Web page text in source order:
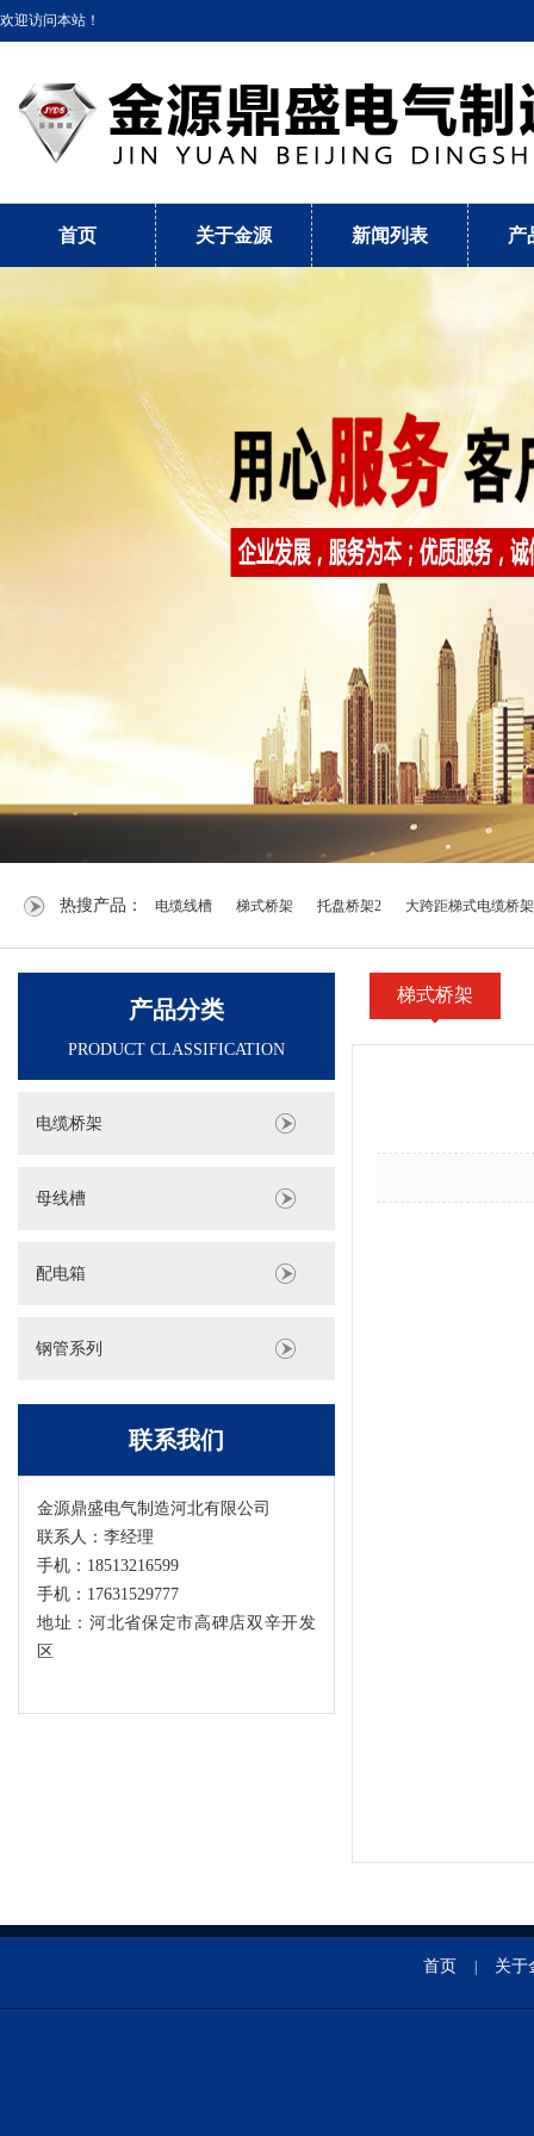
欢迎访问本站！
首页 关于金源 新闻列表 产
热搜产品： 电缆线槽 梯式桥架 托盘桥架2 大跨距梯式电缆桥架
产品分类
PRODUCT CLASSIFICATION
电缆桥架
母线槽
配电箱
钢管系列
联系我们
金源鼎盛电气制造河北有限公司
联系人：李经理
手机：18513216599
手机：17631529777
地址：河北省保定市高碑店双辛开发
区
梯式桥架
首页 关于